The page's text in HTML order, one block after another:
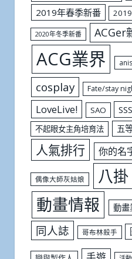
2019年春季新番
2020年冬季新番 ACGer
ACG業界
cosplay Fate/stay
LoveLive! SAO
不起眼女主角培育法 五
人氣排行 你的名
偶像大師灰姑娘 八掛
動畫情報 動畫
同人誌 哥布林殺手